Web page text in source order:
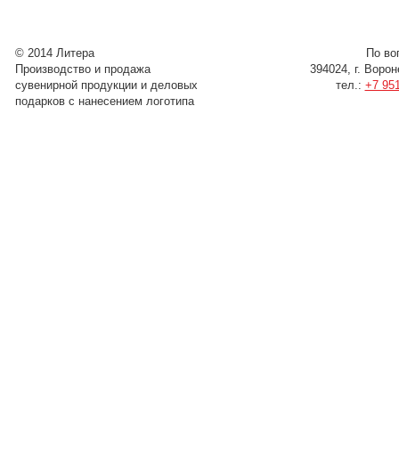
© 2014 Литера
Производство и продажа
сувенирной продукции и деловых
подарков с нанесением логотипа
По
394024, г.
тел.: +7